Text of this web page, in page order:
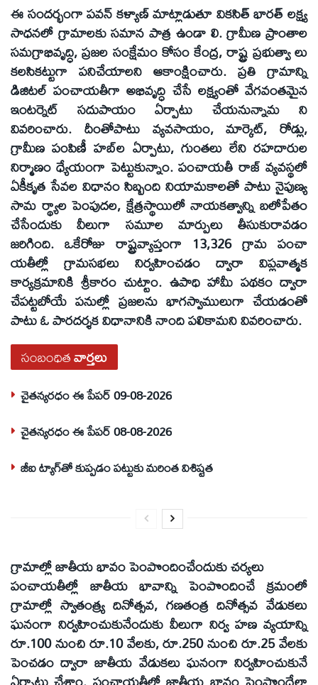
ఈ సందర్భంగా పవన్‌ కళ్యాణ్‌ మాట్లాడుతూ వికసిత్‌ భారత్‌ లక్ష్య
సాధనలో గ్రామాలకు సమాన పాత్ర ఉండా లి. గ్రామీణ ప్రాంతాల
సమగ్రాభివృద్ధి, ప్రజల సంక్షేమం కోసం కేంద్ర, రాష్ట్ర ప్రభుత్వా లు
కలసికట్టుగా పనిచేయాలని ఆకాంక్షించారు. ప్రతి గ్రామాన్ని
డిజిటల్‌ పంచాయతీగా అభివృద్ధి చేసే లక్ష్యంతో వేగవంతమైన
ఇంటర్నెట్‌ సదుపాయం ఏర్పాటు చేయనున్నామ ని
వివరించారు. దీంతోపాటు వ్యవసాయం, మార్కెట్‌, రోడ్లు,
గ్రామీణ పంపిణీ హబ్‌ల ఏర్పాటు, గుంతలు లేని రహదారుల
నిర్మాణం ధ్యేయంగా పెట్టుకున్నాం. పంచాయతీ రాజ్‌ వ్యవస్థలో
ఏకీకృత సేవల విధానం సిబ్బంది నియామకాలతో పాటు నైపుణ్య
సామ ర్థ్యాల పెంపుదల, క్షేత్రస్థాయిలో నాయకత్వాన్ని బలోపేతం
చేసేందుకు వీలుగా సమూల మార్పులు తీసుకురావడం
జరిగింది. ఒకేరోజు రాష్ట్రవ్యాప్తంగా 13,326 గ్రామ పంచా
యతీల్లో గ్రామసభలు నిర్వహించడం ద్వారా విప్లవాత్మక
కార్యక్రమానికి శ్రీకారం చుట్టాం. ఉపాధి హామీ పథకం ద్వారా
చేపట్టబోయే పనుల్లో ప్రజలను భాగస్వాములుగా చేయడంతో
పాటు ఓ పారదర్శక విధానానికి నాంది పలికామని వివరించారు.
సంబంధితవార్తలు
చైతన్యరధం ఈ పేపర్ 09-08-2026
చైతన్యరధం ఈ పేపర్ 08-08-2026
జీఐ ట్యాగ్‌తో కుప్పడం పట్టుకు మరింత విశిష్టత
గ్రామాల్లో జాతీయ భావం పెంపొందించేందుకు చర్యలు
పంచాయతీల్లో జాతీయ భావాన్ని పెంపొందించే క్రమంలో
గ్రామాల్లో స్వాతంత్య్ర దినోత్సవ, గణతంత్ర దినోత్సవ వేడుకలు
ఘనంగా నిర్వహించుకునేందుకు వీలుగా నిర్వ హణ వ్యయాన్ని
రూ.100 నుంచి రూ.10 వేలకు, రూ.250 నుంచి రూ.25 వేలకు
పెంచడం ద్వారా జాతీయ వేడుకలు ఘనంగా నిర్వహించుకునే